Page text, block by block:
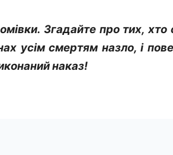
Згадайте про тих, хто
усім смертям назло, і
наказ!